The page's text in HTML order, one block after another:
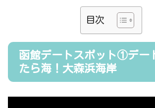
目次
函館デートスポット①デー
たら海！大森浜海岸